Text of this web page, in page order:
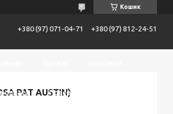
Кошик
+380 (97) 071-04-71 +380 (97) 812-24-51
оплата Повернення та обмін
PAT AUSTIN)